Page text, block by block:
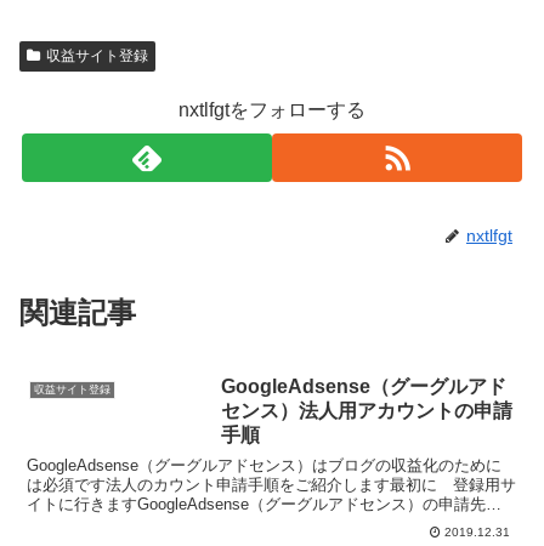
収益サイト登録
nxtlfgtをフォローする
nxtlfgt
関連記事
収益サイト登録
GoogleAdsense（グーグルアド
センス）法人用アカウントの申請
手順
GoogleAdsense（グーグルアドセンス）はブログの収益化のために
は必須です法人のカウント申請手順をご紹介します最初に 登録用サ
イトに行きますGoogleAdsense（グーグルアドセンス）の申請先サ
2019.12.31